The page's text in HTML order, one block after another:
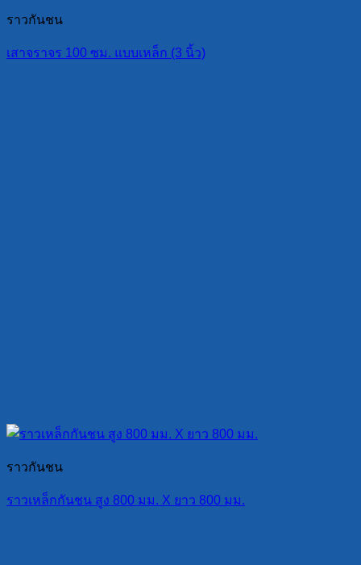
ราวกันชน
เสาจราจร 100 ซม. แบบเหล็ก (3 นิ้ว)
ราวกันชน
ราวเหล็กกันชน สูง 800 มม. X ยาว 800 มม.